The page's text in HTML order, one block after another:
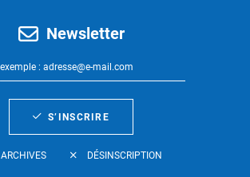
Newsletter
S’INSCRIRE
ARCHIVES DÉSINSCRIPTION